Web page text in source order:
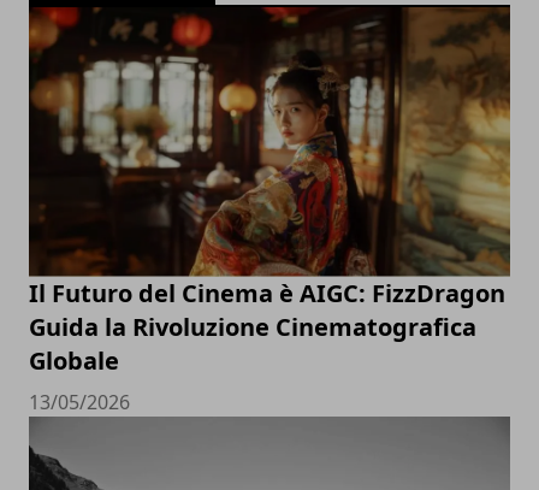
Il Futuro del Cinema è AIGC: FizzDragon
Guida la Rivoluzione Cinematografica
Globale
13/05/2026